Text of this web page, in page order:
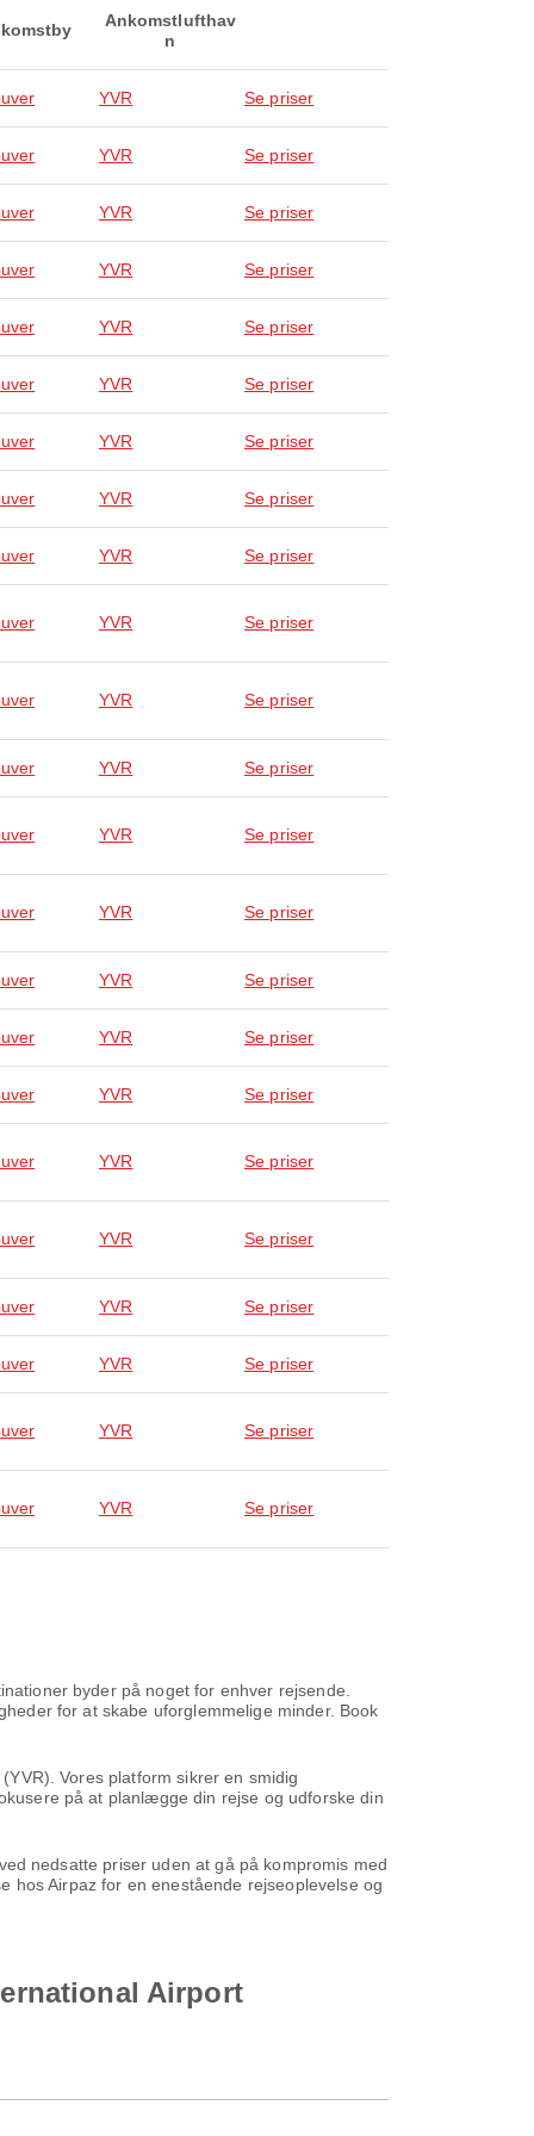
Ankomstlufthav
n
YVR Se priser
YVR Se priser
YVR Se priser
YVR Se priser
YVR Se priser
YVR Se priser
YVR Se priser
YVR Se priser
YVR Se priser
YVR Se priser
YVR Se priser
YVR Se priser
YVR Se priser
YVR Se priser
YVR Se priser
YVR Se priser
YVR Se priser
YVR Se priser
YVR Se priser
YVR Se priser
YVR Se priser
YVR Se priser
YVR Se priser
byder på noget for enhver rejsende.
for at skabe uforglemmelige minder. Book
Vores platform sikrer en smidig
på at planlægge din rejse og udforske din
nedsatte priser uden at gå på kompromis med
hos Airpaz for en enestående rejseoplevelse og
Airport